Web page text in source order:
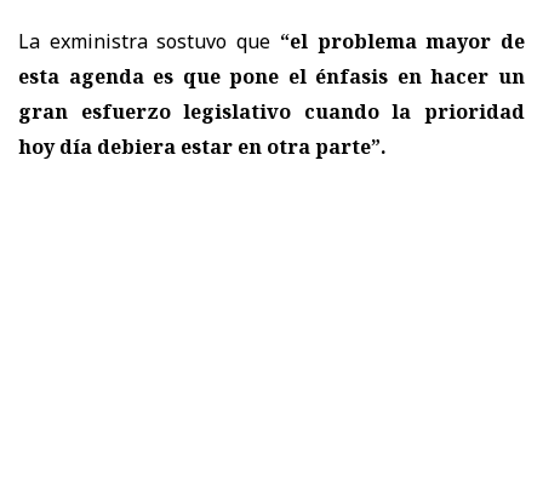
La exministra sostuvo que “el problema mayor de
esta agenda es que pone el énfasis en hacer un
gran esfuerzo legislativo cuando la prioridad
hoy día debiera estar en otra parte”.